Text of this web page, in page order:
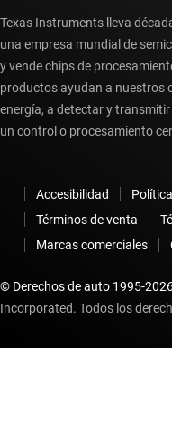
Texas Instruments lleva
una empresa mundial de
y vende chips de
productos ayudan a nuestros
energía, a detectar y
un control o procesamiento
Accesibilidad
Términos de venta
Marcas comerciales
© Derechos de auto 1995-
Incorporated. Todos los